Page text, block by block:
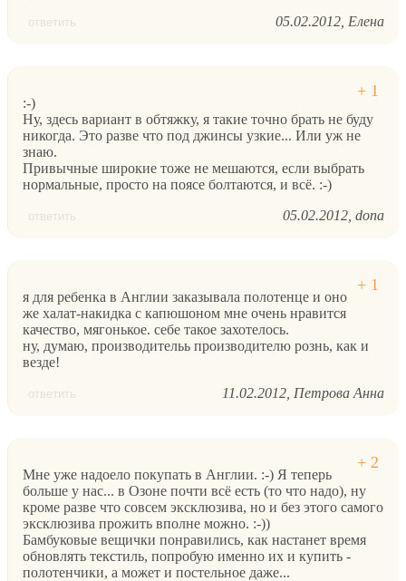
ответить 05.02.2012 Елена
:-)
Ну, здесь вариант в обтяжку, я такие точно брать не буду
никогда. Это разве что под джинсы узкие... Или уж не
знаю.
Привычные широкие тоже не мешаются, если выбрать
нормальные, просто на поясе болтаются, и всё. :-)
ответить 05.02.2012 dona
я для ребенка в Англии заказывала полотенце и оно
же халат-накидка с капюшоном мне очень нравится
качество, мягонькое. себе такое захотелось.
ну, думаю, производительь производителю рознь, как и
везде!
ответить 11.02.2012 Петрова Анна
Мне уже надоело покупать в Англии. :-) Я теперь
больше у нас... в Озоне почти всё есть (то что надо), ну
кроме разве что совсем эксклюзива, но и без этого самого
эксклюзива прожить вполне можно. :-))
Бамбуковые вещички понравились, как настанет время
обновлять текстиль, попробую именно их и купить -
полотенчики, а может и постельное даже...